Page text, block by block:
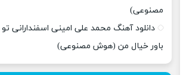
مصنوعی)
دانلود آهنگ محمد علی امینی اسفندارانی تو
باور خیال من (هوش مصنوعی)